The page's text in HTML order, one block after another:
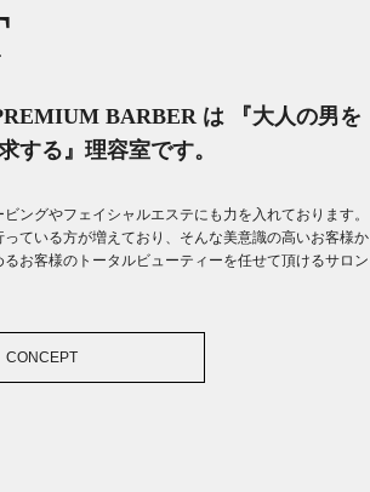
BARBER は 『大人の男を
する』理容室です。
ングやフェイシャルエステにも力を入れております。
ている方が増えており、そんな美意識の高いお客様か
お客様のトータルビューティーを任せて頂けるサロン
CONCEPT